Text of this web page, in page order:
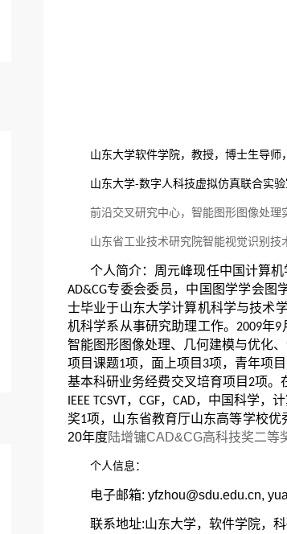
山东大学软件学院，教授，博士生导师
山东大学-数字人科技虚拟仿真联合实
前沿交叉研究中心，智能图形图像处理
山东省工业技术研究院智能视觉识别技
个人简介：周元峰现任中国计算
AD&CG专委会委员，中国图学学会图
士毕业于山东大学计算机科学与技术
机科学系从事研究助理工作。 2009年9
智能图形图像处理、几何建模与优化
项目课题1项，面上项目 3项，青年项目
基本科研业务经费交叉培育项目2项。
IEEE TCSVT，CGF，CAD，中国科学，
奖1项，山东省教育厅山东高等学校优
20年度陆增镛CAD&CG高科技奖二等
个人信息：
电子邮箱: yfzhou@sdu.edu.cn,
联系地址:山东大学，软件学院，